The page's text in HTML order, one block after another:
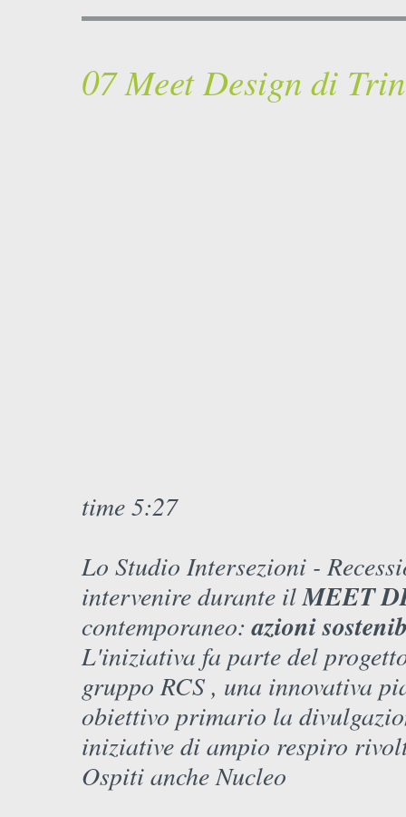
07 Meet Design di
time 5:27
Lo Studio Intersezioni -
intervenire durante ilMEET
contemporaneo:azioni
L'iniziativa fa parte del
gruppo RCS , una innovativa
obiettivo primario la
iniziative di ampio respiro
Ospiti anche Nucleo